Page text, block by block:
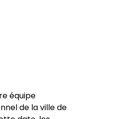
équipe
de la ville de